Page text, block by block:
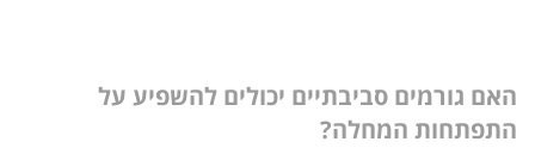
האם גורמים סביבתיים יכולים להשפיע על
התפתחות המחלה?